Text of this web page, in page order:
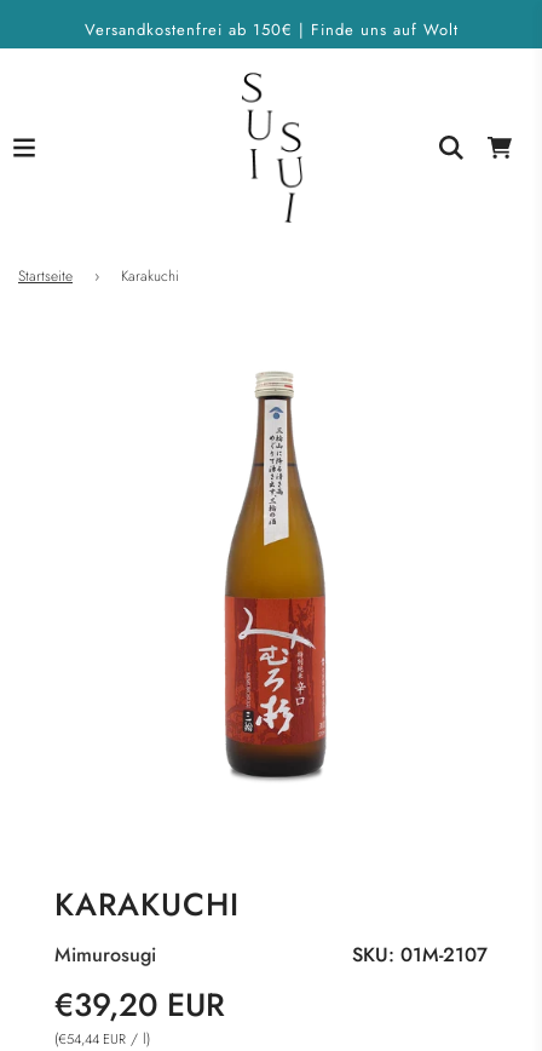
Versandkostenfrei ab 150€ | Finde uns auf Wolt
Startseite › Karakuchi
KARAKUCHI
SKU: 01M-2107
Mimurosugi
Sonderpreis
Normaler
Preis
€39,20 EUR
(€54,44 EUR / l)